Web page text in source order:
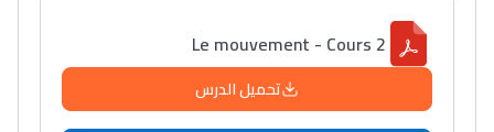
Le mouvement - Cours 2
تحميل الدرس